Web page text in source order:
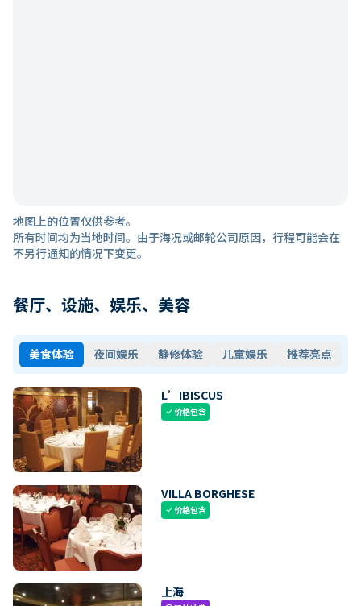
地图上的位置仅供参考。
所有时间均为当地时间。由于海况或邮轮公司原因，行程可能会在
不另行通知的情况下变更。
餐厅、设施、娱乐、美容
美食体验 夜间娱乐 静修体验 儿童娱乐 推荐亮点
L’IBISCUS
check价格包含
VILLA BORGHESE
check价格包含
上海